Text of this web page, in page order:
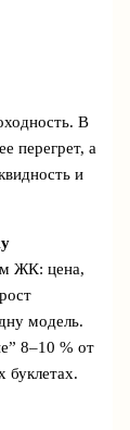
В
перегрет, а
и
ЖК: цена,
модель.
8–10 % от
буклетах.